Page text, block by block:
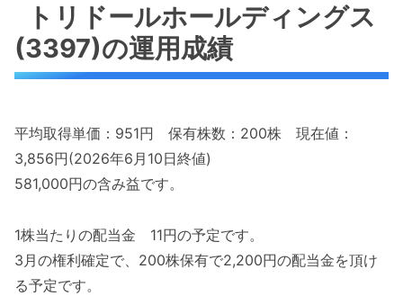
トリドールホールディングス
(3397)の運用成績
平均取得単価：951円 保有株数：200株 現在値：
3,856円(2026年6月10日終値)
581,000円の含み益です。
1株当たりの配当金 11円の予定です。
3月の権利確定で、200株保有で2,200円の配当金を頂け
る予定です。